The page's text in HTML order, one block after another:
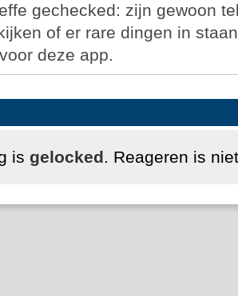
gechecked: zijn gewoon
of er rare dingen in
deze app.
is gelocked. Reageren is